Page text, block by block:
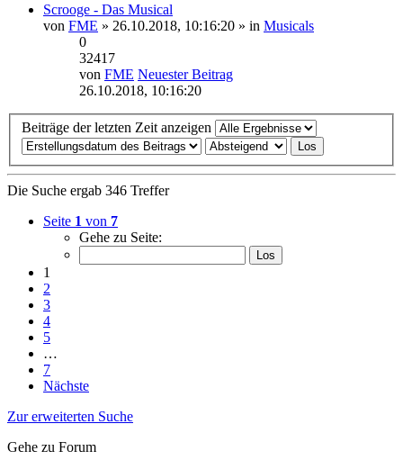
Scrooge - Das Musical
von FME » 26.10.2018, 10:16:20 » in Musicals
0
32417
von FME Neuester Beitrag
26.10.2018, 10:16:20
Beiträge der letzten Zeit anzeigen
Die Suche ergab 346 Treffer
Seite 1 von 7
Gehe zu Seite:
1
2
3
4
5
…
7
Nächste
Zur erweiterten Suche
Gehe zu Forum